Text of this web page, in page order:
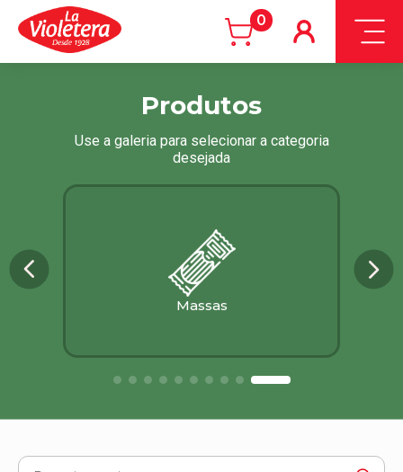
0
Produtos
Use a galeria para selecionar a categoria
desejada
Massas